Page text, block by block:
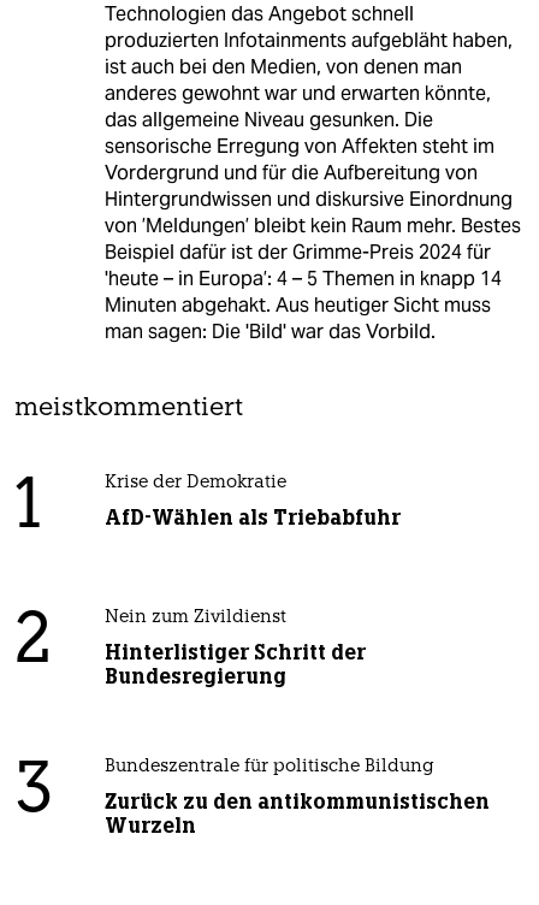
Technologien das Angebot schnell
produzierten Infotainments aufgebläht haben,
ist auch bei den Medien, von denen man
anderes gewohnt war und erwarten könnte,
das allgemeine Niveau gesunken. Die
sensorische Erregung von Affekten steht im
Vordergrund und für die Aufbereitung von
Hintergrundwissen und diskursive Einordnung
von ’Meldungen’ bleibt kein Raum mehr. Bestes
Beispiel dafür ist der Grimme-Preis 2024 für
'heute – in Europa’: 4 – 5 Themen in knapp 14
Minuten abgehakt. Aus heutiger Sicht muss
man sagen: Die 'Bild' war das Vorbild.
meistkommentiert
1 Krise der Demokratie
AfD-Wählen als Triebabfuhr
2 Nein zum Zivildienst
Hinterlistiger Schritt der
Bundesregierung
3 Bundeszentrale für politische Bildung
Zurück zu den antikommunistischen
Wurzeln